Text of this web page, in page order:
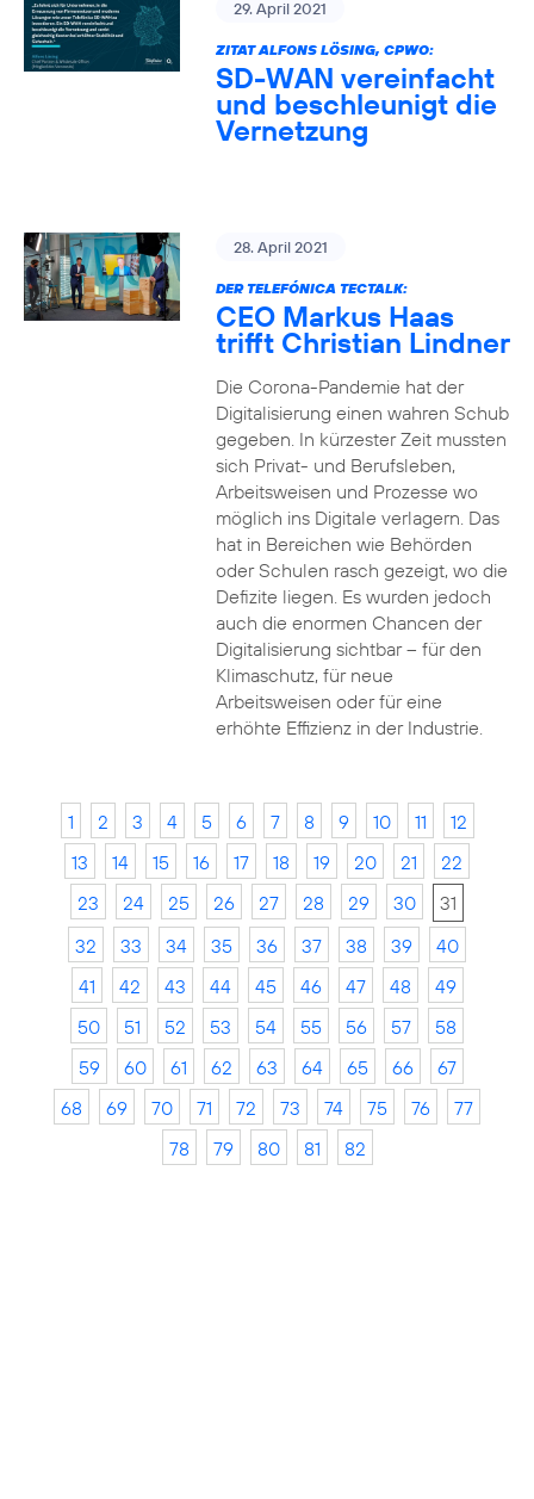
29. April 2021
ZITAT ALFONS LÖSING, CPWO:
SD-WAN vereinfacht
und beschleunigt die
Vernetzung
28. April 2021
DER TELEFÓNICA TECTALK:
CEO Markus Haas
trifft Christian Lindner
Die Corona-Pandemie hat der
Digitalisierung einen wahren Schub
gegeben. In kürzester Zeit mussten
sich Privat- und Berufsleben,
Arbeitsweisen und Prozesse wo
möglich ins Digitale verlagern. Das
hat in Bereichen wie Behörden
oder Schulen rasch gezeigt, wo die
Defizite liegen. Es wurden jedoch
auch die enormen Chancen der
Digitalisierung sichtbar – für den
Klimaschutz, für neue
Arbeitsweisen oder für eine
erhöhte Effizienz in der Industrie.
1 2 3 4 5 6 7 8 9 10 11
12
13
14 15 16 17 18 19 20 21
22
23
24 25 26 27 28 29 30
31
32
33 34 35 36 37 38 39
40
41
42 43 44 45 46 47 48
49
50
51 52 53 54 55 56 57
58
59
60 61 62 63 64 65 66
67
68
69 70 71 72 73 74 75 76
77
78
79 80 81 82